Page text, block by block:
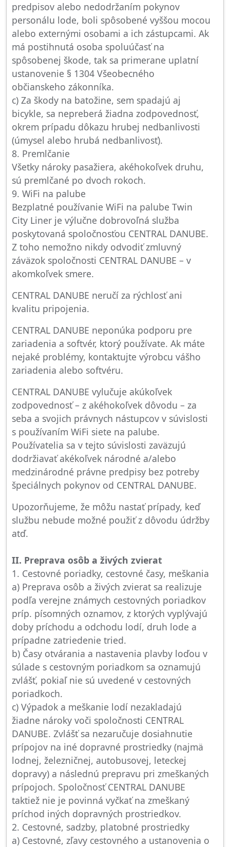
predpisov alebo nedodržaním pokynov
personálu lode, boli spôsobené vyššou mocou
alebo externými osobami a ich zástupcami. Ak
má postihnutá osoba spoluúčasť na
spôsobenej škode, tak sa primerane uplatní
ustanovenie § 1304 Všeobecného
občianskeho zákonníka.
c) Za škody na batožine, sem spadajú aj
bicykle, sa nepreberá žiadna zodpovednosť,
okrem prípadu dôkazu hrubej nedbanlivosti
(úmysel alebo hrubá nedbanlivosť).
8. Premlčanie
Všetky nároky pasažiera, akéhokoľvek druhu,
sú premlčané po dvoch rokoch.
9. WiFi na palube
Bezplatné používanie WiFi na palube Twin
City Liner je výlučne dobrovoľná služba
poskytovaná spoločnosťou CENTRAL DANUBE.
Z toho nemožno nikdy odvodiť zmluvný
záväzok spoločnosti CENTRAL DANUBE – v
akomkoľvek smere.
CENTRAL DANUBE neručí za rýchlosť ani
kvalitu pripojenia.
CENTRAL DANUBE neponúka podporu pre
zariadenia a softvér, ktorý používate. Ak máte
nejaké problémy, kontaktujte výrobcu vášho
zariadenia alebo softvéru.
CENTRAL DANUBE vylučuje akúkoľvek
zodpovednosť – z akéhokoľvek dôvodu – za
seba a svojich právnych nástupcov v súvislosti
s používaním WiFi siete na palube.
Používatelia sa v tejto súvislosti zaväzujú
dodržiavať akékoľvek národné a/alebo
medzinárodné právne predpisy bez potreby
špeciálnych pokynov od CENTRAL DANUBE.
Upozorňujeme, že môžu nastať prípady, keď
službu nebude možné použiť z dôvodu údržby
atď.
II. Preprava osôb a živých zvierat
1. Cestovné poriadky, cestovné časy, meškania
a) Preprava osôb a živých zvierat sa realizuje
podľa verejne známych cestovných poriadkov
príp. písomných oznamov, z ktorých vyplývajú
doby príchodu a odchodu lodí, druh lode a
prípadne zatriedenie tried.
b) Časy otvárania a nastavenia plavby loďou v
súlade s cestovným poriadkom sa oznamujú
zvlášť, pokiaľ nie sú uvedené v cestovných
poriadkoch.
c) Výpadok a meškanie lodí nezakladajú
žiadne nároky voči spoločnosti CENTRAL
DANUBE. Zvlášť sa nezaručuje dosiahnutie
prípojov na iné dopravné prostriedky (najmä
lodnej, železničnej, autobusovej, leteckej
dopravy) a následnú prepravu pri zmeškaných
prípojoch. Spoločnosť CENTRAL DANUBE
taktiež nie je povinná vyčkať na zmeškaný
príchod iných dopravných prostriedkov.
2. Cestovné, sadzby, platobné prostriedky
a) Cestovné, zľavy cestovného a ustanovenia o